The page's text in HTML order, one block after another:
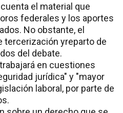
el material que
federales y los aportes
No obstante, el
tercerización yreparto de
del debate.
en cuestiones
jurídica" y "mayor
laboral, por parte de